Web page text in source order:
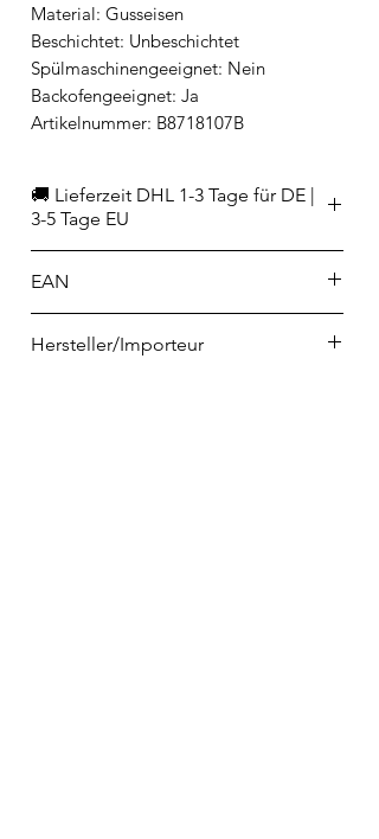
Material: Gusseisen
Beschichtet: Unbeschichtet
Spülmaschinengeeignet: Nein
Backofengeeignet: Ja
Artikelnummer: B8718107B
🚚 Lieferzeit DHL 1-3 Tage für DE |
3-5 Tage EU
EAN
Hersteller/Importeur